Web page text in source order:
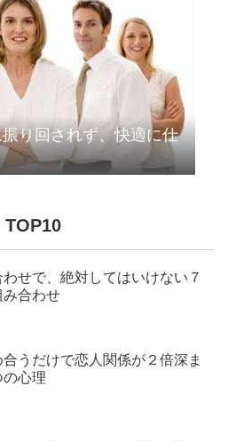
り回されず、快適に仕
わせで、絶対してはいけない７
み合わせ
合うだけで恋人関係が２倍深ま
の心理